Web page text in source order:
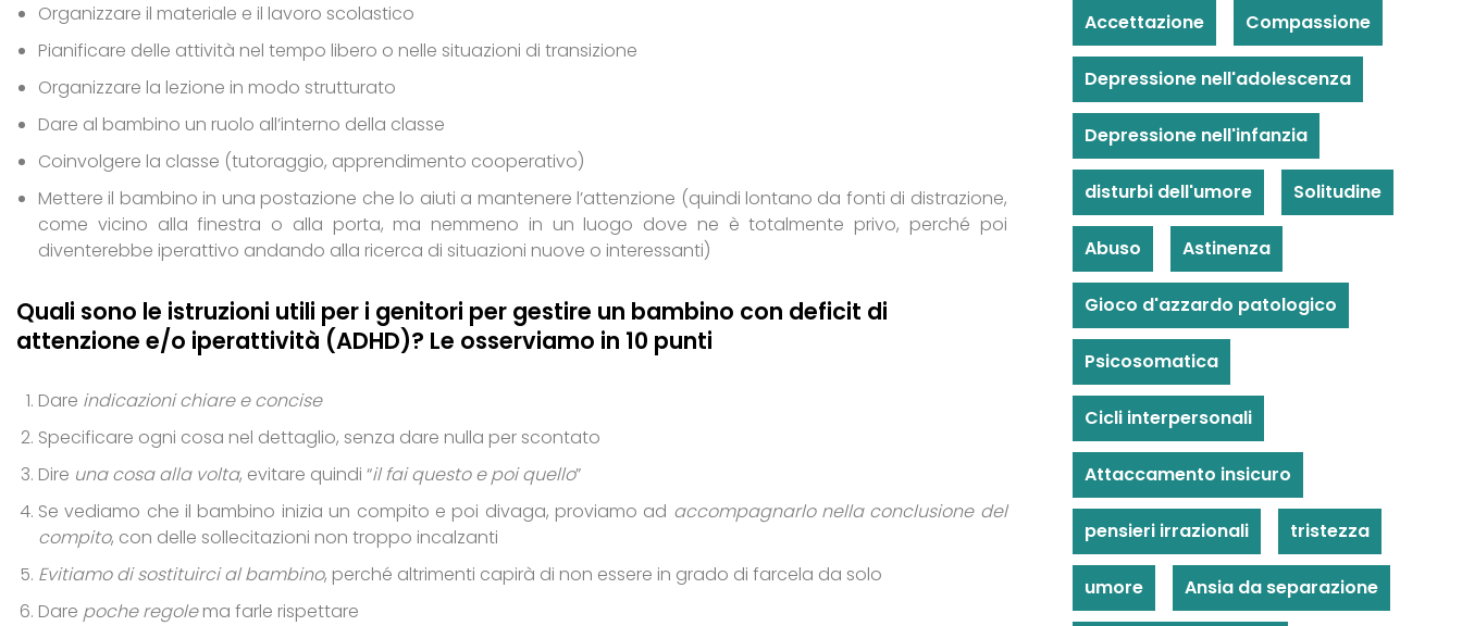
Organizzare il materiale e il lavoro scolastico
Pianificare delle attività nel tempo libero o nelle situazioni di transizione
Organizzare la lezione in modo strutturato
Dare al bambino un ruolo all’interno della classe
Coinvolgere la classe (tutoraggio, apprendimento cooperativo)
Mettere il bambino in una postazione che lo aiuti a mantenere l’attenzione (quindi lontano da fonti di distrazione,
come vicino alla finestra o alla porta, ma nemmeno in un luogo dove ne è totalmente privo, perché poi
diventerebbe iperattivo andando alla ricerca di situazioni nuove o interessanti)
Quali sono le istruzioni utili per i genitori per gestire un bambino con deficit di
attenzione e/o iperattività (ADHD)? Le osserviamo in 10 punti
Dare indicazioni chiare e concise
Specificare ogni cosa nel dettaglio, senza dare nulla per scontato
Dire una cosa alla volta, evitare quindi “il fai questo e poi quello”
Se vediamo che il bambino inizia un compito e poi divaga, proviamo ad accompagnarlo nella conclusione del
compito, con delle sollecitazioni non troppo incalzanti
Evitiamo di sostituirci al bambino, perché altrimenti capirà di non essere in grado di farcela da solo
Dare poche regolema farle rispettare
Accettazione Compassione
Depressione nell'adolescenza
Depressione nell'infanzia
disturbi dell'umore Solitudine
Abuso Astinenza
Gioco d'azzardo patologico
Psicosomatica
Cicli interpersonali
Attaccamento insicuro
pensieri irrazionali tristezza
umore Ansia da separazione